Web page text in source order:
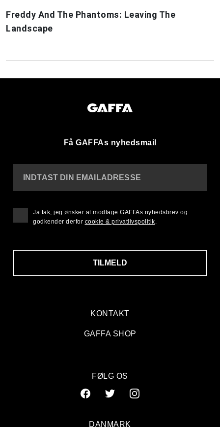
Freddy And The Phantoms: Leaving The
Landscape
Få GAFFAs nyhedsmail
KONTAKT
GAFFA SHOP
INDTAST DIN EMAILADRESSE
TILMELD
Ja tak, jeg ønsker at modtage GAFFAs nyhedsbrev og
godkender derfor cookie & privatlivspolitik
FØLG OS
DANMARK